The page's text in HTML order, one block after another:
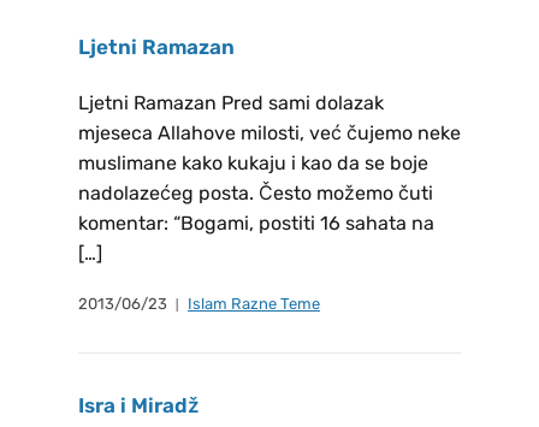
Ljetni Ramazan
Ljetni Ramazan Pred sami dolazak
mjeseca Allahove milosti, već čujemo neke
muslimane kako kukaju i kao da se boje
nadolazećeg posta. Često možemo čuti
komentar: “Bogami, postiti 16 sahata na
[…]
2013/06/23 Islam Razne Teme
Isra i Miradž